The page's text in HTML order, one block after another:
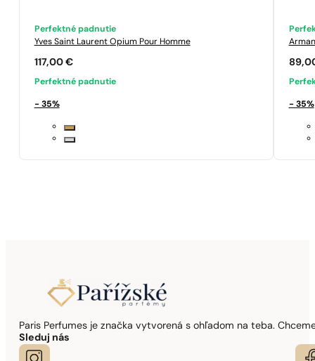
Perfektné padnutie
Yves Saint Laurent Opium Pour Homme
117,00 €
Perfektné padnutie
- 35% - 35%
Paris Perfumes je značka vytvorená s ohľadom na teba.
Sleduj nás